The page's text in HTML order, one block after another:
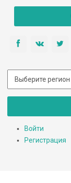
Войти
Регистрация